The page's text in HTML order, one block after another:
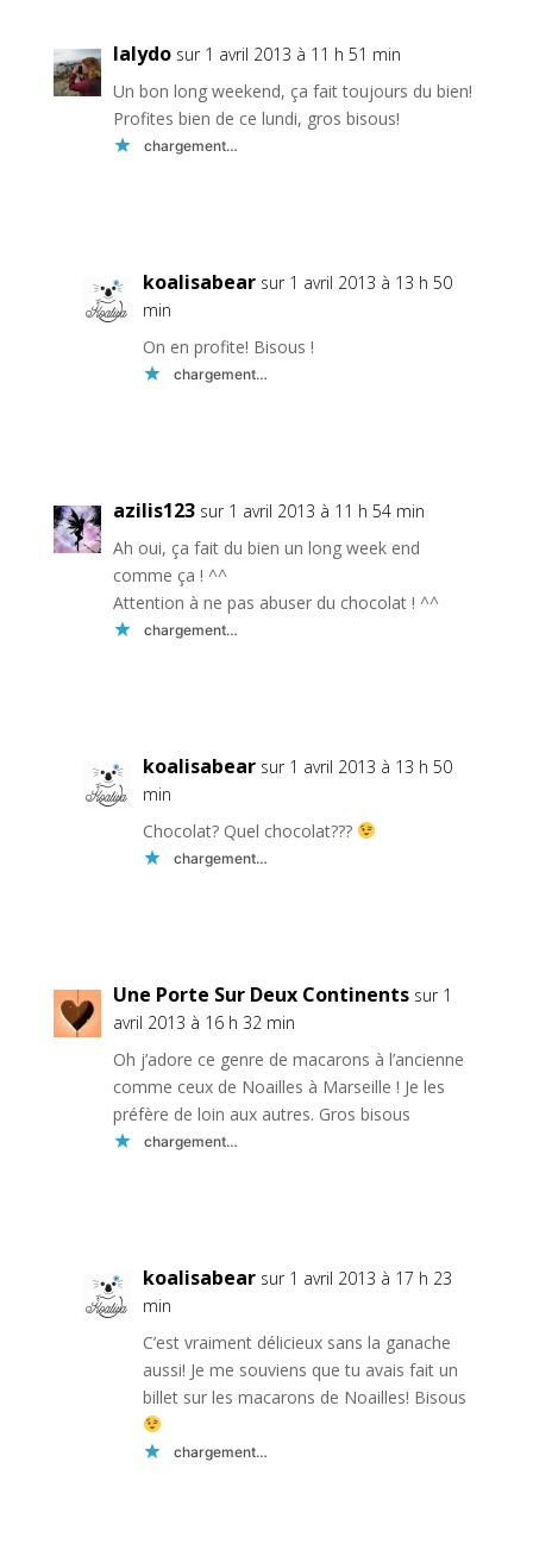
lalydo sur 1 avril 2013 à 11 h 51 min
Un bon long weekend, ça fait toujours du bien!
Profites bien de ce lundi, gros bisous!
chargement…
koalisabear sur 1 avril 2013 à 13 h 50
min
On en profite! Bisous !
chargement…
azilis123 sur 1 avril 2013 à 11 h 54 min
Ah oui, ça fait du bien un long week end
comme ça ! ^^
Attention à ne pas abuser du chocolat ! ^^
chargement…
koalisabear sur 1 avril 2013 à 13 h 50
min
Chocolat? Quel chocolat???
chargement…
Une Porte Sur Deux Continents sur 1
avril 2013 à 16 h 32 min
Oh j’adore ce genre de macarons à l’ancienne
comme ceux de Noailles à Marseille ! Je les
préfère de loin aux autres. Gros bisous
chargement…
koalisabear sur 1 avril 2013 à 17 h 23
min
C’est vraiment délicieux sans la ganache
aussi! Je me souviens que tu avais fait un
billet sur les macarons de Noailles! Bisous
chargement…